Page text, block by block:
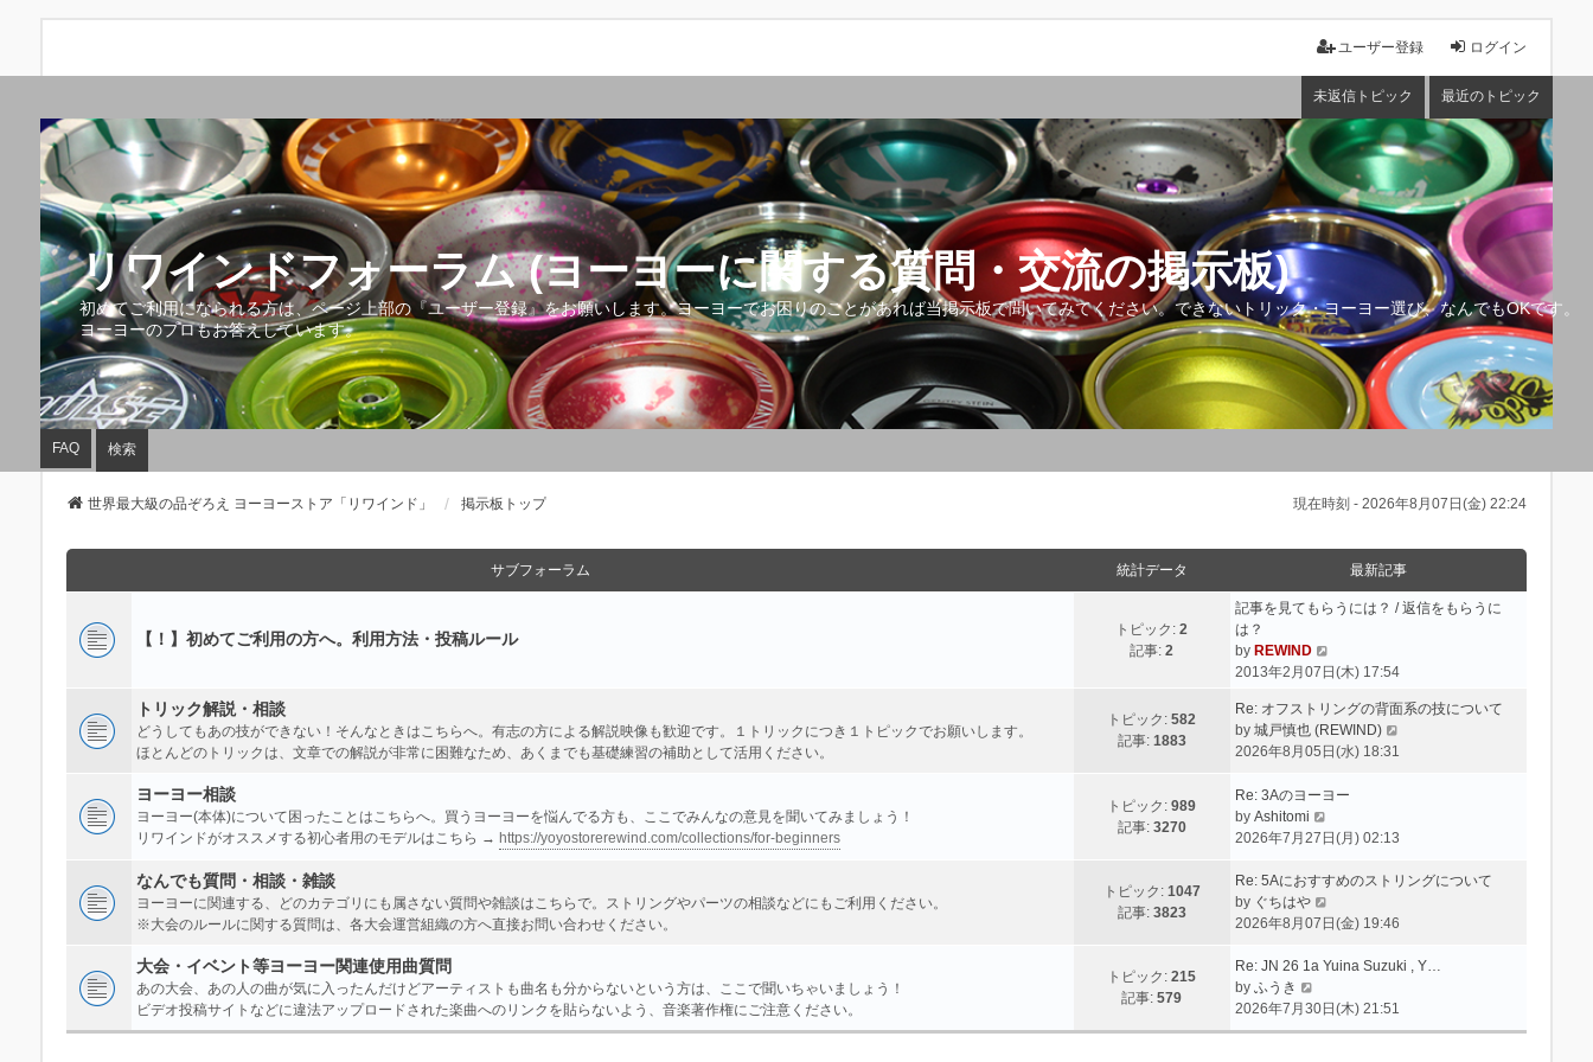
ログイン
ユーザー登録
未返信トピック 最近のトピック
リワインドフォーラム (ヨーヨーに関する質問・交流の掲示板)
初めてご利用になられる方は、ページ上部の『ユーザー登録』をお願いします。ヨーヨーでお困りのことがあれば当掲示板で聞いてみてください。できないトリック・ヨーヨー選び、なんでもOKです。
ヨーヨーのプロもお答えしています。
FAQ 検索
現在時刻 - 2026年8月07日(金) 22:24
世界最大級の品ぞろえ ヨーヨーストア「リワインド」 掲示板トップ
サブフォーラム 統計データ 最新記事
【！】初めてご利用の方へ。利用方法・投稿ルール トピック:2
記事:2
記事を見てもらうには？ / 返信をもらうに
は？
by REWIND
新
事
2013年2月07日(木) 17:54
トリック解説・相談
どうしてもあの技ができない！そんなときはこちらへ。有志の方による解説映像も歓迎です。１トリックにつき１トピックでお願いします。
ほとんどのトリックは、文章での解説が非常に困難なため、あくまでも基礎練習の補助として活用ください。
トピック:582
記事: 1883
Re: オフストリングの背面系の技について
by 城戸慎也 (REWIND)
2026年8月05日(水) 18:31
ヨーヨー相談
ヨーヨー(本体)について困ったことはこちらへ。買うヨーヨーを悩んでる方も、ここでみんなの意見を聞いてみましょう！
リワインドがオススメする初心者用のモデルはこちら → https://yoyostorerewind.com/collections/for-beginners
トピック:989
記事: 3270
Re: 3Aのヨーヨー
by Ashitomi
新
事
2026年7月27日(月) 02:13
なんでも質問・相談・雑談
ヨーヨーに関連する、どのカテゴリにも属さない質問や雑談はこちらで。ストリングやパーツの相談などにもご利用ください。
※大会のルールに関する質問は、各大会運営組織の方へ直接お問い合わせください。
トピック: 1047
記事: 3823
Re: 5Aにおすすめのストリングについて
by ぐちはや
新
事
2026年8月07日(金) 19:46
大会・イベント等ヨーヨー関連使用曲質問
あの大会、あの人の曲が気に入ったんだけどアーティストも曲名も分からないという方は、ここで聞いちゃいましょう！
ビデオ投稿サイトなどに違法アップロードされた楽曲へのリンクを貼らないよう、音楽著作権にご注意ください。
トピック:215
記事:579
Re: JN 26 1a Yuina Suzuki , Y…
by ふうき
新
記
2026年7月30日(木) 21:51